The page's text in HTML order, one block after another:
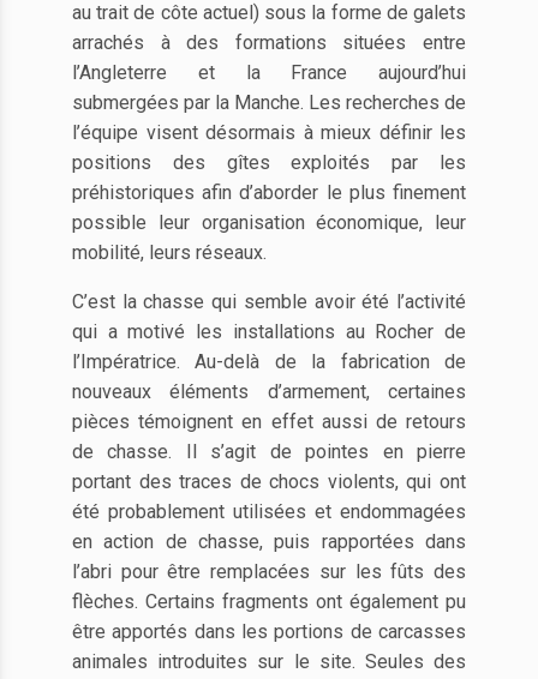
au trait de côte actuel) sous la forme de galets
arrachés à des formations situées entre
l’Angleterre et la France aujourd’hui
submergées par la Manche. Les recherches de
l’équipe visent désormais à mieux définir les
positions des gîtes exploités par les
préhistoriques afin d’aborder le plus finement
possible leur organisation économique, leur
mobilité, leurs réseaux.
C’est la chasse qui semble avoir été l’activité
qui a motivé les installations au Rocher de
l’Impératrice. Au-delà de la fabrication de
nouveaux éléments d’armement, certaines
pièces témoignent en effet aussi de retours
de chasse. Il s’agit de pointes en pierre
portant des traces de chocs violents, qui ont
été probablement utilisées et endommagées
en action de chasse, puis rapportées dans
l’abri pour être remplacées sur les fûts des
flèches. Certains fragments ont également pu
être apportés dans les portions de carcasses
animales introduites sur le site. Seules des